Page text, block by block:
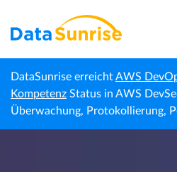
DataSunrise erreichtAWS
Kompetenz Status in AWS
Überwachung, Protokollierung,
Startseite Wissenszentrum
Das
der